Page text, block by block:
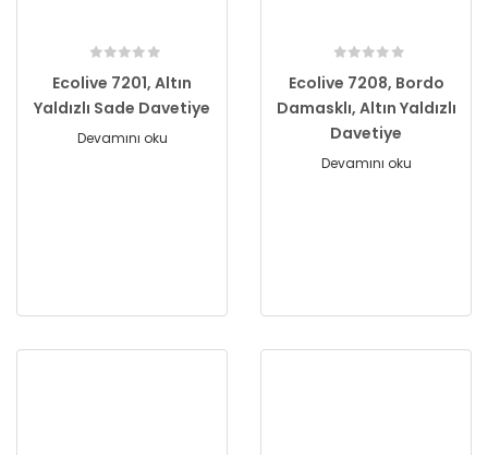
Ecolive 7201, Altın
Yaldızlı Sade Davetiye
Devamını oku
Ecolive 7208, Bordo
Damasklı, Altın Yaldızlı
Davetiye
Devamını oku